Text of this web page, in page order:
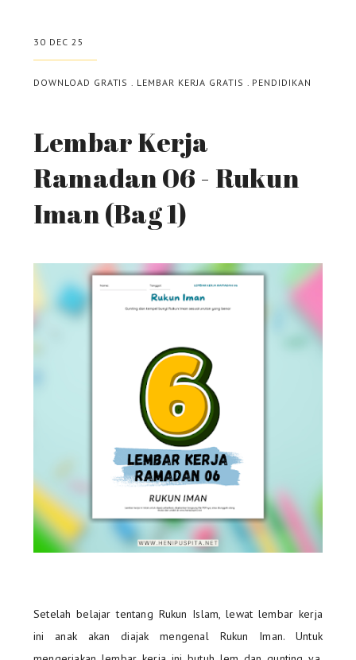
30 DEC 25
DOWNLOAD GRATIS . LEMBAR KERJA GRATIS . PENDIDIKAN
Lembar Kerja
Ramadan 06 - Rukun
Iman (Bag 1)
Setelah belajar tentang Rukun Islam, lewat lembar kerja
ini anak akan diajak mengenal Rukun Iman. Untuk